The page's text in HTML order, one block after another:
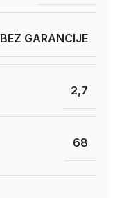
BEZ GARANCIJE
2,7
68